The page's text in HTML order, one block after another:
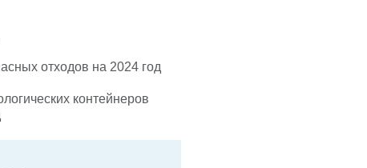
отходов на 2024 год
контейнеров